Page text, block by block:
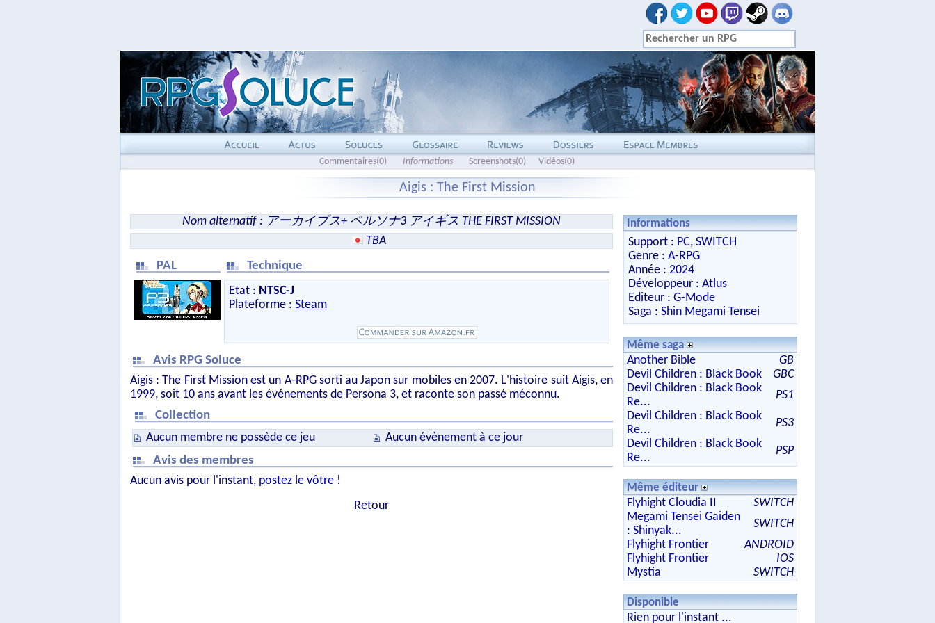
Commentaires(0) Informations Screenshots(0) Vidéos(0)
Aigis : The First Mission
Nom alternatif : アーカイブス+ ペルソナ3 アイギス THE FIRST MISSION
TBA
PAL
Technique
Etat : NTSC-J
Plateforme : Steam
Avis RPG Soluce
Aigis : The First Mission est un A-RPG sorti au Japon sur mobiles en 2007. L'histoire suit Aigis, en
1999, soit 10 ans avant les événements de Persona 3, et raconte son passé méconnu.
Collection
Aucun membre ne possède ce jeu
Aucun évènement à ce jour
Avis des membres
Aucun avis pour l'instant, postez le vôtre !
Retour
Informations
Support : PC, SWITCH
Genre : A-RPG
Année : 2024
Développeur : Atlus
Editeur : G-Mode
Saga : Shin Megami Tensei
Même saga
Another Bible
GB
Devil Children : Black Book
GBC
Devil Children : Black Book
Re...
PS1
Devil Children : Black Book
Re...
PS3
Devil Children : Black Book
Re...
PSP
Même éditeur
Flyhight Cloudia II
SWITCH
Megami Tensei Gaiden
: Shinyak...
SWITCH
Flyhight Frontier
ANDROID
Flyhight Frontier
IOS
Mystia
SWITCH
Disponible
Rien pour l'instant ...